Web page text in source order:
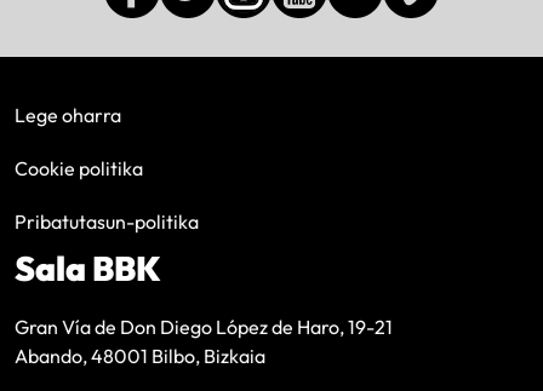
Lege oharra
Cookie politika
Pribatutasun-politika
Sala BBK
Gran Vía de Don Diego López de Haro, 19-21
Abando, 48001 Bilbo, Bizkaia